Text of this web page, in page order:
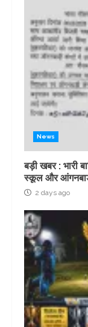
News
बड़ी खबर : भारी
स्कूल और
2 days ago